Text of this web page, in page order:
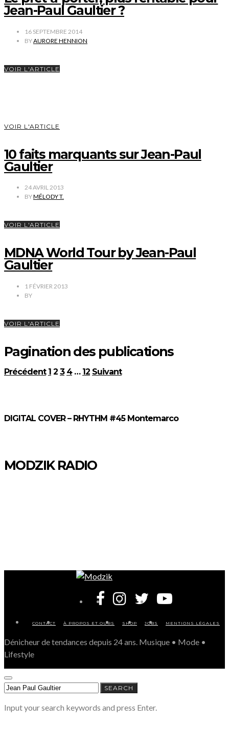
Jean-Paul Gaultier ?
16 SEPTEMBRE 2014
BYAURORE HENNION
VOIR L'ARTICLE
VOIR L'ARTICLE
10 faits marquants sur Jean-Paul
Gaultier
24 AVRIL 2013
BYMÉLODY T.
VOIR L'ARTICLE
MDNA World Tour by Jean-Paul
Gaultier
1 FÉVRIER 2013
BY
VOIR L'ARTICLE
Pagination des publications
Précédent 1 2 3 4 … 12 Suivant
DIGITAL COVER – RHYTHM #45 Montemarco
MODZIK RADIO
CONTACT À PROPOS ET OURS SHOP JOBS MENTIONS LÉGALES
Dénicheur de tendances depuis 24 ans. Musique • Mode •
Lifestyle
SEARCH
FOR:
SEARCH
Input your search keywords and press Enter.